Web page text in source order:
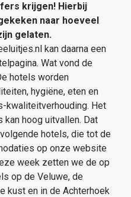
krijgen! Hierbij
naar hoeveel
gelaten.
kan daarna een
Wat vond de
hotels worden
hygiëne, eten en
kwaliteitverhouding. Het
hoog uitvallen. Dat
hotels, die tot de
op onze website
week zetten we de op
op de Veluwe, de
kust en in de Achterhoek